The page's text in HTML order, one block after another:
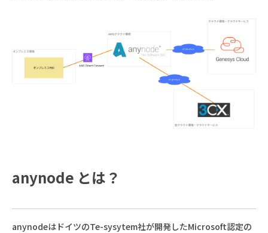
anynode とは？
anynodeはドイツのTe-sysytem社が開発したMicrosoft認定の